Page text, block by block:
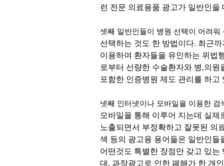
런 전문 의료용품 광고가 일반인
셋째 일반인들이 병원 선택이 어려
선택하는 것도 한 방법이다. 최근
이용하여 환자들을 유인하는 위법
로부터 선량한 수술환자와 병,의
포함한 인증병원 제도 관리를 하고
넷째 인터넷이나 모바일을 이용한
모바일을 통해 이루어 지는데 실
노출되면서 부정확하고 잘못된 의
섹 등의 광고용 용어들은 일반인
어떤것도 특별한 장점만 갖고 있
대, 과장광고로 인한 폐해가 한 개